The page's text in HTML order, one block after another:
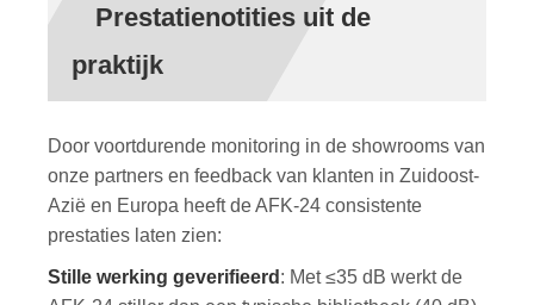
Prestatienotities uit de
praktijk
Door voortdurende monitoring in de showrooms van
onze partners en feedback van klanten in Zuidoost-
Azië en Europa heeft de AFK‑24 consistente
prestaties laten zien:
Stille werking geverifieerd : Met ≤35 dB werkt de